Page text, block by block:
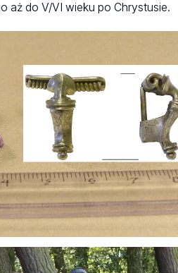
aż do V/VI wieku po Chrystusie.